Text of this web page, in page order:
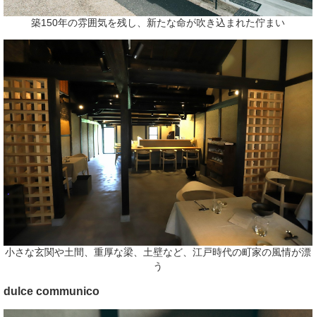
築150年の雰囲気を残し、新たな命が吹き込まれた佇まい
小さな玄関や土間、重厚な梁、土壁など、江戸時代の町家の風情が漂
う
dulce communico